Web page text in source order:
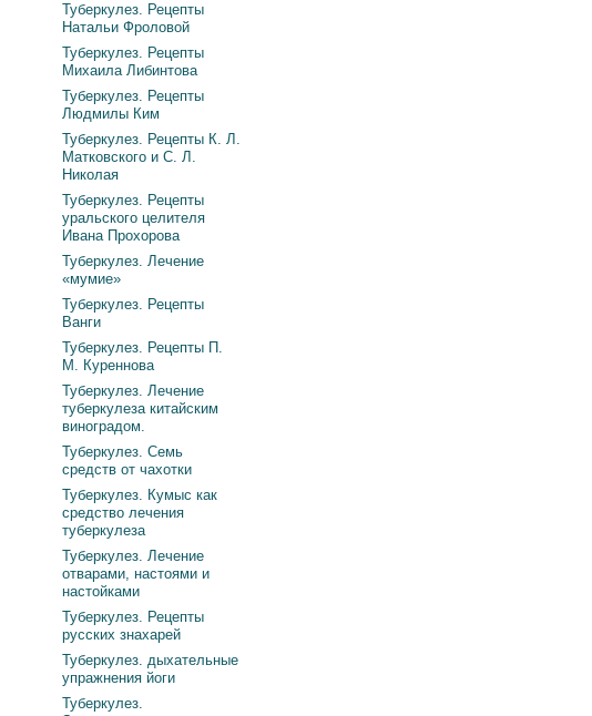
Туберкулез. Рецепты
Натальи Фроловой
Туберкулез. Рецепты
Михаила Либинтова
Туберкулез. Рецепты
Людмилы Ким
Туберкулез. Рецепты К. Л.
Матковского и С. Л.
Николая
Туберкулез. Рецепты
уральского целителя
Ивана Прохорова
Туберкулез. Лечение
«мумие»
Туберкулез. Рецепты
Ванги
Туберкулез. Рецепты П.
М. Куреннова
Туберкулез. Лечение
туберкулеза китайским
виноградом.
Туберкулез. Семь
средств от чахотки
Туберкулез. Кумыс как
средство лечения
туберкулеза
Туберкулез. Лечение
отварами, настоями и
настойками
Туберкулез. Рецепты
русских знахарей
Туберкулез. дыхательные
упражнения йоги
Туберкулез.